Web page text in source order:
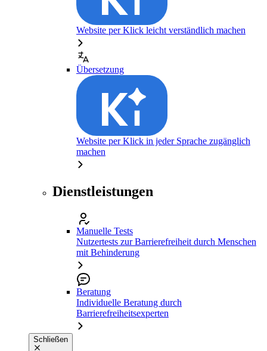
Website per Klick leicht verständlich machen
Übersetzung
Website per Klick in jeder Sprache zugänglich
machen
Dienstleistungen
Manuelle Tests
Nutzertests zur Barrierefreiheit durch Menschen
mit Behinderung
Beratung
Individuelle Beratung durch
Barrierefreiheitsexperten
Schließen